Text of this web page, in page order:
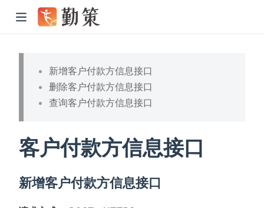
新增客户付款方信息接口
删除客户付款方信息接口
查询客户付款方信息接口
客户付款方信息接口
新增客户付款方信息接口